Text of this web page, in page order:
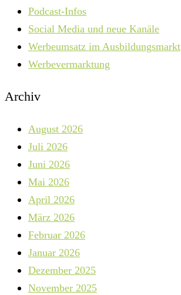
Podcast-Infos
Social Media und neue Kanäle
Werbeumsatz im Ausbildungsmarkt
Werbevermarktung
Archiv
August 2026
Juli 2026
Juni 2026
Mai 2026
April 2026
März 2026
Februar 2026
Januar 2026
Dezember 2025
November 2025